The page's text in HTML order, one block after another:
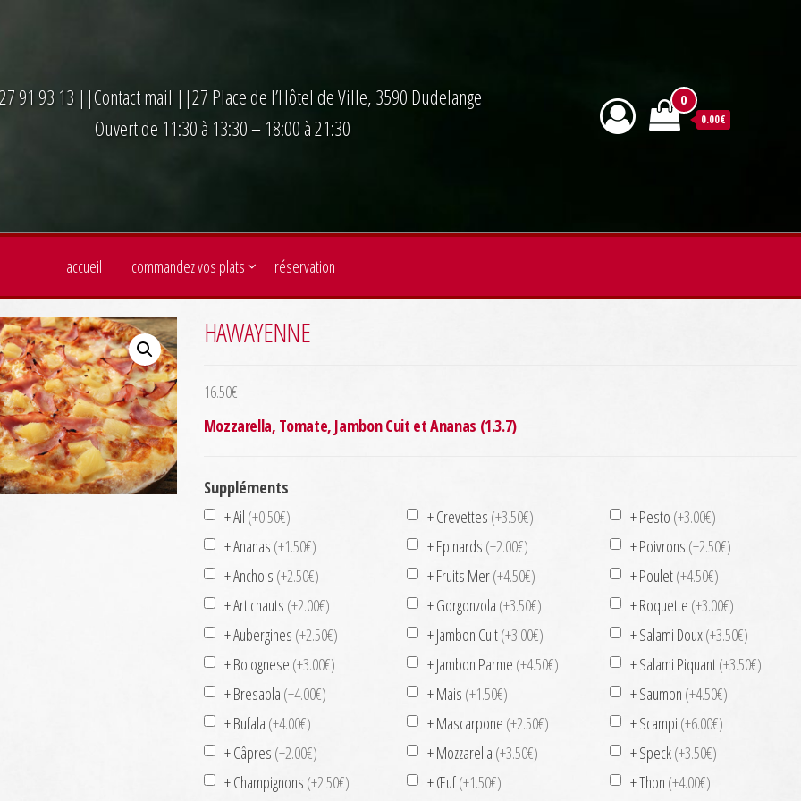
91 93 13 ||Contact mail ||27 Place de l’Hôtel de Ville, 3590 Dudelange
Ouvert de 11:30 à 13:30 – 18:00 à 21:30
0
0.00€
accueil commandez vos plats réservation
HAWAYENNE
16.50€
Mozzarella, Tomate, Jambon Cuit et Ananas (1.3.7)
Suppléments
+ Ail (+0.50€)
+ Ananas (+1.50€)
+ Anchois (+2.50€)
+ Artichauts (+2.00€)
+ Aubergines (+2.50€)
+ Bolognese (+3.00€)
+ Bresaola (+4.00€)
+ Bufala (+4.00€)
+ Câpres (+2.00€)
+ Champignons (+2.50€)
+ Crevettes (+3.50€)
+ Epinards (+2.00€)
+ Fruits Mer(+4.50€)
+ Gorgonzola (+3.50€)
+ Jambon Cuit(+3.00€)
+ Jambon Parme (+4.50€)
+ Mais (+1.50€)
+ Mascarpone (+2.50€)
+ Mozzarella (+3.50€)
+ Œuf(+1.50€)
+ Pesto (+3.00€)
+ Poivrons (+2.50€)
+ Poulet(+4.50€)
+ Roquette (+3.00€)
+ Salami Doux(+3.50€)
+ Salami Piquant(+3.50€)
+ Saumon (+4.50€)
+ Scampi (+6.00€)
+ Speck(+3.50€)
+ Thon (+4.00€)